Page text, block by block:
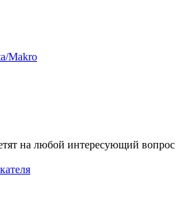
Makro
на любой интересующий вопрос